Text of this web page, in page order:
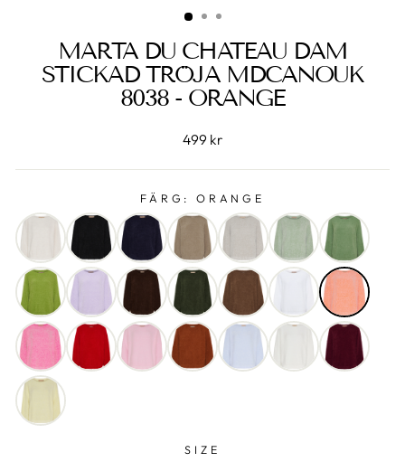
MARTA DU CHATEAU DAM
STICKAD TRÖJA MDCANOUK
8038 - ORANGE
499 kr
FÄRG: ORANGE
SIZE